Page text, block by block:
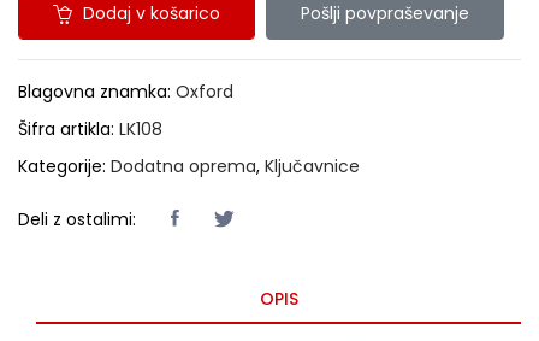
Dodaj v košarico Pošlji povpraševanje
Blagovna znamka: Oxford
Šifra artikla: LK108
Kategorije: Dodatna oprema, Ključavnice
Deli z ostalimi:
OPIS